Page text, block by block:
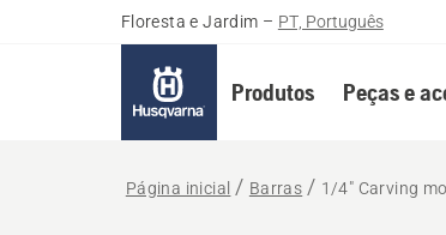
Floresta e Jardim – PT, Português
Produtos Peças e
Página inicial Barras 1/4" Carving